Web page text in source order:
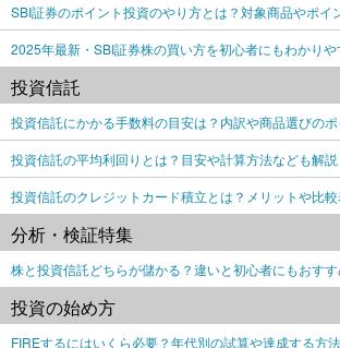
SBI証券のポイント投資のやり方とは？対象商品やポイ
2025年最新・SBI証券株の買い方を初心者にもわかりや
投資信託
投資信託にかかる手数料の目安は？内訳や商品選びのポ
投資信託の平均利回りとは？目安や計算方法なども解説
投資信託のクレジットカード積立とは？メリットや比
分析・検証特集
株と投資信託どちらが儲かる？違いと初心者にもおす
投資の始め方
FIREするにはいくら必要？年代別の試算や達成する方